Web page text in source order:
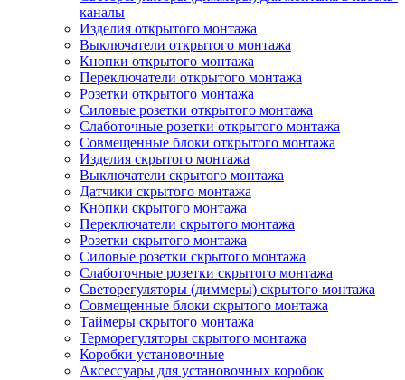
каналы
Изделия открытого монтажа
Выключатели открытого монтажа
Кнопки открытого монтажа
Переключатели открытого монтажа
Розетки открытого монтажа
Силовые розетки открытого монтажа
Слаботочные розетки открытого монтажа
Совмещенные блоки открытого монтажа
Изделия скрытого монтажа
Выключатели скрытого монтажа
Датчики скрытого монтажа
Кнопки скрытого монтажа
Переключатели скрытого монтажа
Розетки скрытого монтажа
Силовые розетки скрытого монтажа
Слаботочные розетки скрытого монтажа
Светорегуляторы (диммеры) скрытого монтажа
Совмещенные блоки скрытого монтажа
Таймеры скрытого монтажа
Терморегуляторы скрытого монтажа
Коробки установочные
Аксессуары для установочных коробок